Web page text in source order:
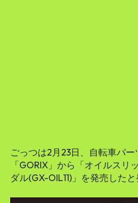
ごっつは2月23日、自転車パー
「GORIX」から「オイルスリ
ダル(GX-OIL11)」を発売したと